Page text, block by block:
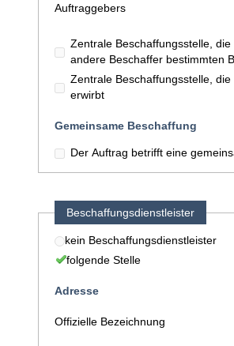
Auftraggebers
Zentrale Beschaffungsstelle,
andere Beschaffer bestimmten
Zentrale Beschaffungsstelle,
erwirbt
Gemeinsame Beschaffung
Der Auftrag betrifft eine
Beschaffungsdienstleister
kein Beschaffungsdienstleister
folgende Stelle
Adresse
Offizielle Bezeichnung